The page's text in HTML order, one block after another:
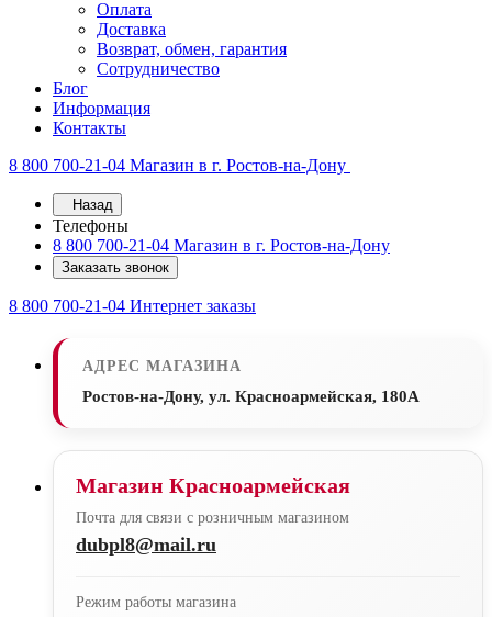
Оплата
Доставка
Возврат, обмен, гарантия
Сотрудничество
Блог
Информация
Контакты
8 800 700-21-04 Магазин в г. Ростов-на-Дону
Назад
Телефоны
8 800 700-21-04 Магазин в г. Ростов-на-Дону
Заказать звонок
8 800 700-21-04 Интернет заказы
АДРЕС МАГАЗИНА
Ростов-на-Дону, ул. Красноармейская, 180А
Магазин Красноармейская
Почта для связи с розничным магазином
dubpl8@mail.ru
Режим работы магазина